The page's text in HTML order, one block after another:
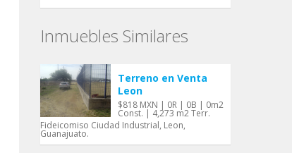
Inmuebles Similares
Terreno en Venta
Leon
$818 MXN | 0R | 0B | 0m2
Const. | 4,273 m2 Terr.
Fideicomiso Ciudad Industrial, Leon,
Guanajuato.